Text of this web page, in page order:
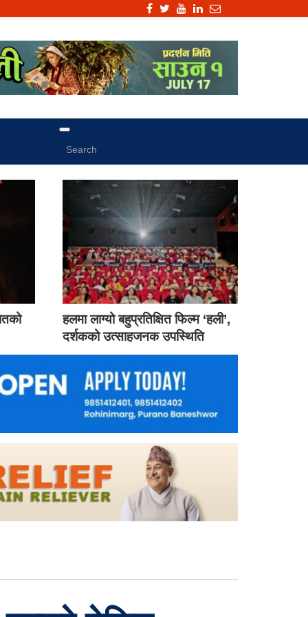
हलमा लाग्यो बहुप्रतिक्षित फिल्म ‘हली’,
दर्शकको उत्साहजनक उपस्थिति